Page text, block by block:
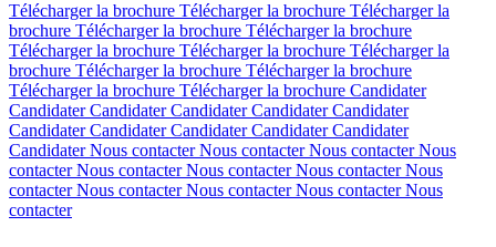
Télécharger la brochure Télécharger la brochure Télécharger la
brochure Télécharger la brochure Télécharger la brochure
Télécharger la brochure Télécharger la brochure Télécharger la
brochure Télécharger la brochure Télécharger la brochure
Télécharger la brochure Télécharger la brochure Candidater
CandidaterCandidaterCandidaterCandidaterCandidater
CandidaterCandidaterCandidaterCandidaterCandidater
CandidaterNous contacterNous contacterNous contacterNous
contacterNous contacterNous contacterNous contacterNous
contacterNous contacterNous contacterNous contacterNous
contacter